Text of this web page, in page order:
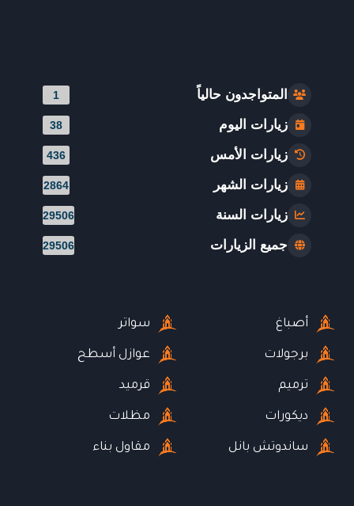
المتواجدون حالياً 1
زيارات اليوم 38
زيارات الأمس 436
زيارات الشهر 2864
زيارات السنة 29506
جميع الزيارات 29506
أصباغ
برجولات
ترميم
ديكورات
ساندوتش بانل
سواتر
عوازل أسطح
قرميد
مظلات
مقاول بناء